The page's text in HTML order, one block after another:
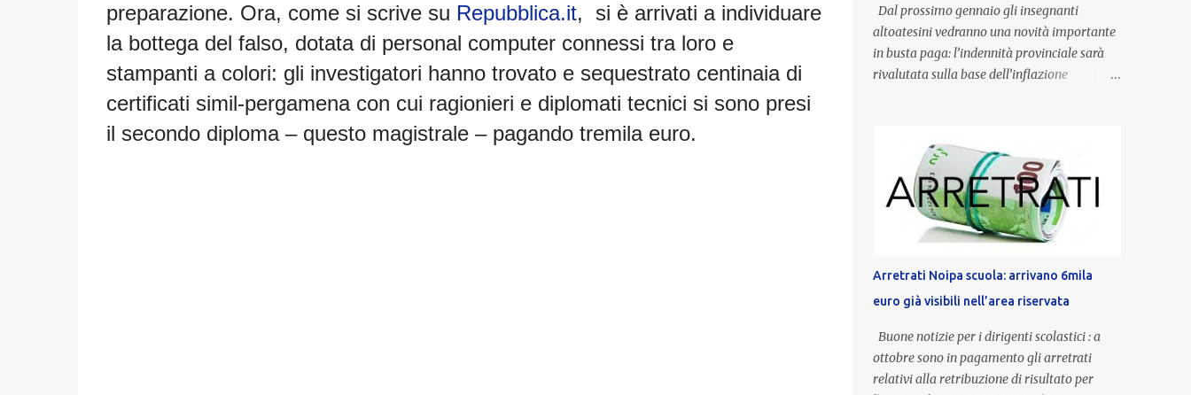
preparazione. Ora, come si scrive su Repubblica.it, si è arrivati a individuare
la bottega del falso, dotata di personal computer connessi tra loro e
stampanti a colori: gli investigatori hanno trovato e sequestrato centinaia di
certificati simil-pergamena con cui ragionieri e diplomati tecnici si sono presi
il secondo diploma – questo magistrale – pagando tremila euro.
Dal prossimo gennaio gli insegnanti
altoatesini vedranno una novità importante
in busta paga: l’indennità provinciale sarà
rivalutata sulla base dell’inflazione
un’anzianità compresa tra 9 e 20 anni
potranno raggiungere fino a 1.002 euro lordi
annui. Il nuovo contratto provinciale
introduce inoltre un congedo speciale
dedicato alle donne vittime di violenza di
genere, in linea con la normativa nazionale e
con l’obiettivo di offrire maggiore tutela e
supporto in situazioni delicate. L’indennità
provinciale per i docenti è un unicum in
Italia: si tratta di una misura esclusiva della
Provincia autonoma di Bolzano, che integra
Arretrati Noipa scuola: arrivano 6mila
euro già visibili nell’area riservata
Buone notizie per i dirigenti scolastici : a
ottobre sono in pagamento gli arretrati
relativi alla retribuzione di risultato per